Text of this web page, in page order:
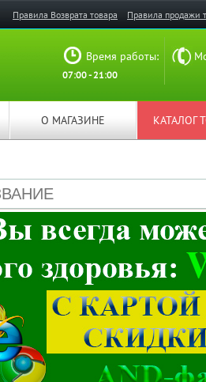
Правила Возврата товара Правила продажи
Время работы:
07:00 - 21:00
О МАГАЗИНЕ КАТАЛОГ